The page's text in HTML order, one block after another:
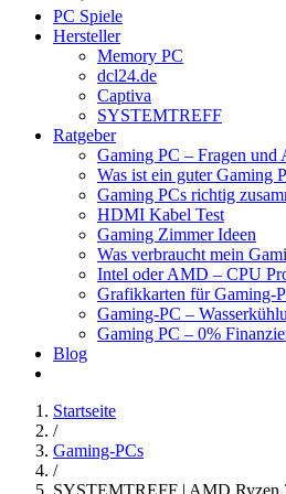
PC Spiele
Hersteller
Memory PC
dcl24.de
Captiva
SYSTEMTREFF
Ratgeber
Gaming PC – Fragen und
Was ist ein guter Gaming
Gaming PCs richtig
HDMI Kabel Test
Gaming Zimmer Ideen
Was verbraucht mein
Intel oder AMD – CPU
Grafikkarten für Gaming-
Gaming-PC –
Gaming PC – 0%
Blog
Startseite
/
Gaming-PCs
/
SYSTEMTREFF | AMD Ryzen